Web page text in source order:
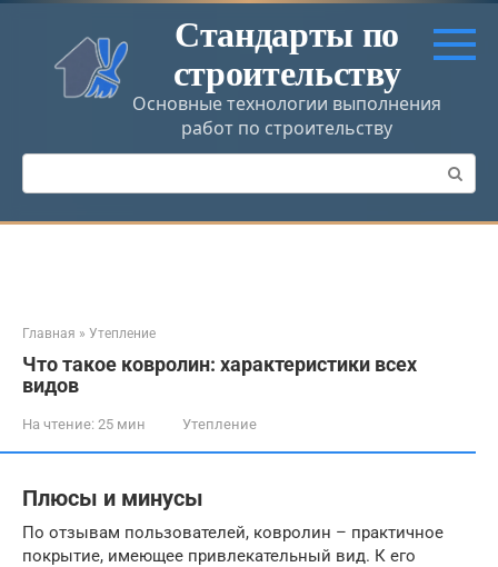
Перейти
контенту
Стандарты по
строительству
Основные технологии выполнения
работ по строительству
Поиск:
Главная » Утепление
Что такое ковролин: характеристики всех
видов
На чтение: 25 мин Утепление
Плюсы и минусы
По отзывам пользователей, ковролин – практичное
покрытие, имеющее привлекательный вид. К его